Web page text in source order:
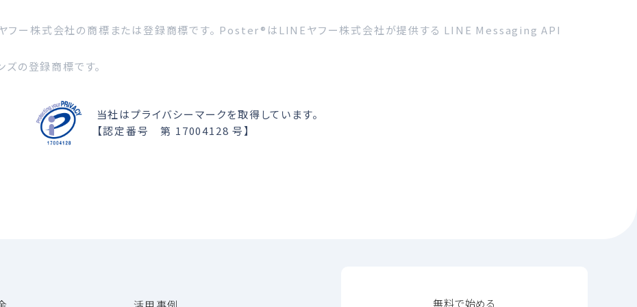
ー株式会社の商標または登録商標です。 Poster®はLINEヤフー株式会社が提供する LINE Messaging API
の登録商標です。
当社はプライバシーマークを取得しています。
【認定番号 第 17004128 号】
無料で始める